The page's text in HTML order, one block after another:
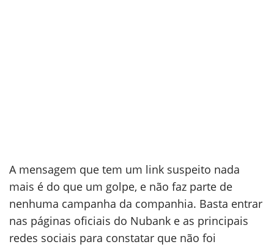
A mensagem que tem um link suspeito nada
mais é do que um golpe, e não faz parte de
nenhuma campanha da companhia. Basta entrar
nas páginas oficiais do Nubank e as principais
redes sociais para constatar que não foi